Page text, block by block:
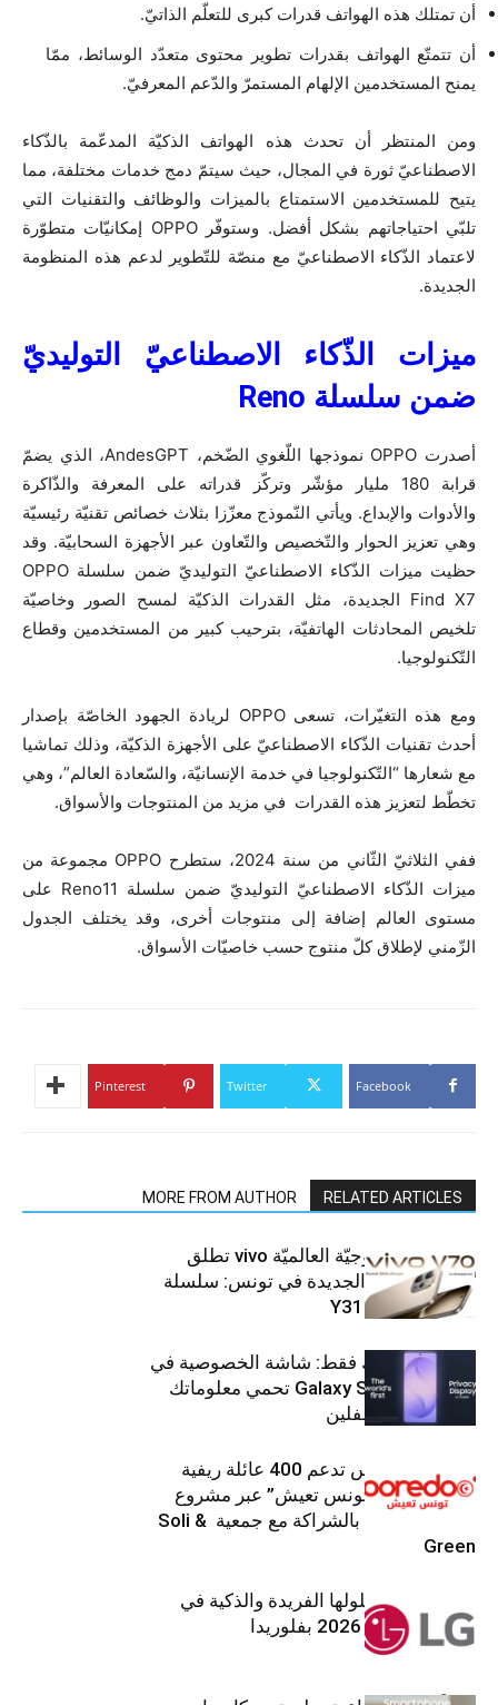
أن تمتلك هذه الهواتف قدرات كبرى للتعلّم الذاتيّ.
أن تتمتّع الهواتف بقدرات تطوير محتوى متعدّد الوسائط، ممّا
يمنح المستخدمين الإلهام المستمرّ والدّعم المعرفيّ.
ومن المنتظر أن تحدث هذه الهواتف الذكيّة المدعّمة بالذّكاء
الاصطناعيّ ثورة في المجال، حيث سيتمّ دمج خدمات مختلفة، مما
يتيح للمستخدمين الاستمتاع بالميزات والوظائف والتقنيات التي
تلبّي احتياجاتهم بشكل أفضل. وستوفّر OPPO إمكانيّات متطوّرة
لاعتماد الذّكاء الاصطناعيّ مع منصّة للتّطوير لدعم هذه المنظومة
الجديدة.
ميزات الذّكاء الاصطناعيّ التوليديّ
ضمن سلسلة Reno
أصدرت OPPO نموذجها اللّغوي الضّخم، AndesGPT، الذي يضمّ
قرابة 180 مليار مؤشّر وتركّز قدراته على المعرفة والذّاكرة
والأدوات والإبداع. ويأتي النّموذج معزّزا بثلاث خصائص تقنيّة رئيسيّة
وهي تعزيز الحوار والتّخصيص والتّعاون عبر الأجهزة السحابيّة. وقد
حظيت ميزات الذّكاء الاصطناعيّ التوليديّ ضمن سلسلة OPPO
Find X7 الجديدة، مثل القدرات الذكيّة لمسح الصور وخاصيّة
تلخيص المحادثات الهاتفيّة، بترحيب كبير من المستخدمين وقطاع
التّكنولوجيا.
ومع هذه التغيّرات، تسعى OPPO لريادة الجهود الخاصّة بإصدار
أحدث تقنيات الذّكاء الاصطناعيّ على الأجهزة الذكيّة، وذلك تماشيا
مع شعارها “التّكنولوجيا في خدمة الإنسانيّة، والسّعادة العالم”، وهي
تخطّط لتعزيز هذه القدرات في مزيد من المنتوجات والأسواق.
ففي الثلاثيّ الثّاني من سنة 2024، ستطرح OPPO مجموعة من
ميزات الذّكاء الاصطناعيّ التوليديّ ضمن سلسلة Reno11 على
مستوى العالم إضافة إلى منتوجات أخرى، وقد يختلف الجدول
الزّمني لإطلاق كلّ منتوج حسب خاصيّات الأسواق.
Facebook
Twitter
Pinterest
RELATED ARTICLES
MORE FROM AUTHOR
العلامة التّكنولوجيّة العالميّة vivo تطلق
هواتفها الذكيّة الجديدة في تونس: سلسلة
V70 وسلسلة Y31
شاشتك، لعينيك فقط: شاشة الخصوصية في
جهاز Galaxy S26 Ultra تحمي معلوماتك
من أعين المتطفلين
Ooredoo تونس تدعم 400 عائلة ريفية
ضمن برنامج “تونس تعيش” عبر مشروع
تنموي مستدام بالشراكة مع جمعية Soli &
Green
إل جي تقدم حلولها الفريدة والذكية في
معرض (KBIS) 2026 بفلوريدا